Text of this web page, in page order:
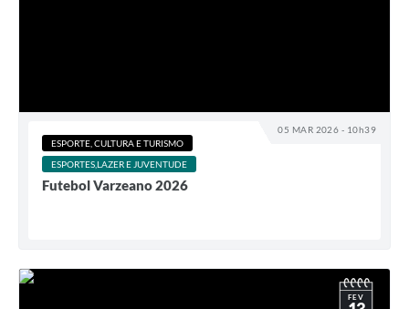
05 MAR 2026 - 10h39
ESPORTE, CULTURA E TURISMO
ESPORTES,LAZER E JUVENTUDE
Futebol Varzeano 2026
FEV